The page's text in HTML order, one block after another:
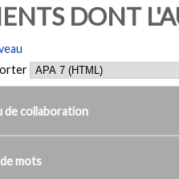
DONT
de collaboration
mots